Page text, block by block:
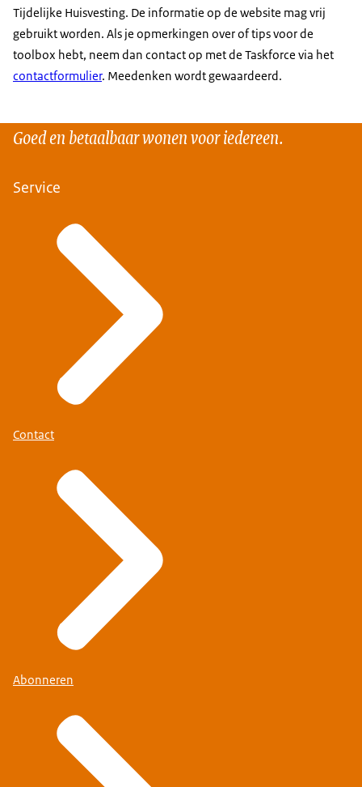
Tijdelijke Huisvesting. De informatie op de website mag vrij
gebruikt worden. Als je opmerkingen over of tips voor de
toolbox hebt, neem dan contact op met de Taskforce via het
contactformulier. Meedenken wordt gewaardeerd.
Goed en betaalbaar wonen voor iedereen.
Service
Contact
Abonneren